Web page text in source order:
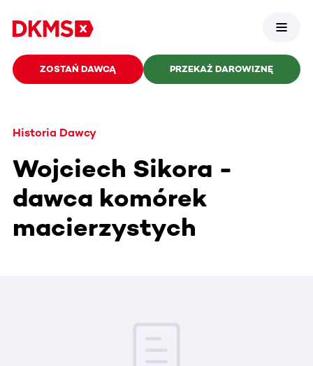
ZOSTAŃ DAWCĄ PRZEKAŻ DAROWIZNĘ
Historia Dawcy
Wojciech Sikora -
dawca komórek
macierzystych